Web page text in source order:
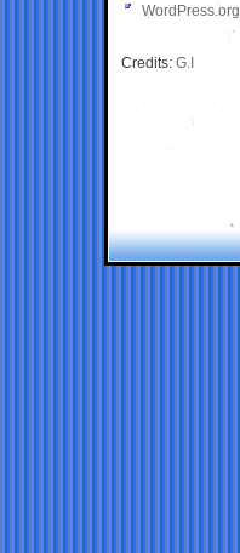
WordPress.org
Credits: G.I